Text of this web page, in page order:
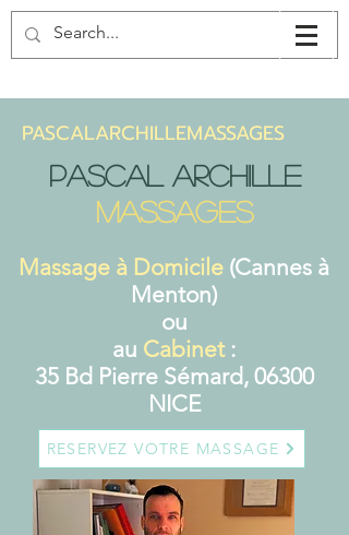
PASCALARCHILLEMASSAGES
Pascal Archille
Massages
Massage à Domicile (Cannes à
Menton)
ou
au Cabinet:
35 Bd Pierre Sémard, 06300
NICE
RESERVEZ VOTRE MASSAGE